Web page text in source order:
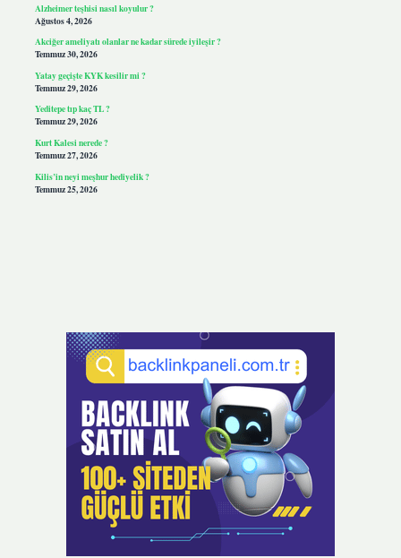
Alzheimer teşhisi nasıl koyulur ?
Ağustos 4, 2026
Akciğer ameliyatı olanlar ne kadar sürede iyileşir ?
Temmuz 30, 2026
Yatay geçişte KYK kesilir mi ?
Temmuz 29, 2026
Yeditepe tıp kaç TL ?
Temmuz 29, 2026
Kurt Kalesi nerede ?
Temmuz 27, 2026
Kilis’in neyi meşhur hediyelik ?
Temmuz 25, 2026